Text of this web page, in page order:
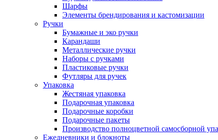
Шарфы
Элементы брендирования и кастомизации
Ручки
Бумажные и эко ручки
Карандаши
Металлические ручки
Наборы с ручками
Пластиковые ручки
Футляры для ручек
Упаковка
Жестяная упаковка
Подарочная упаковка
Подарочные коробки
Подарочные пакеты
Производство полноцветной самосборной
Ежедневники и блокноты